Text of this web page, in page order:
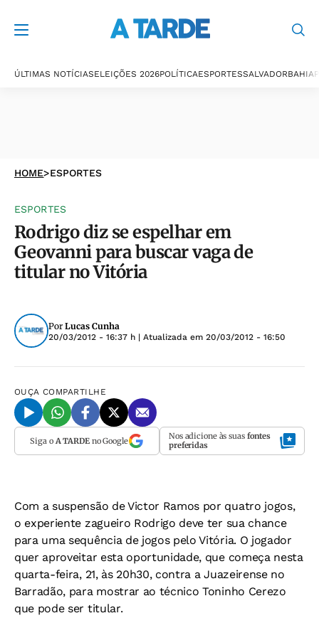
ÚLTIMAS NOTÍCIASELEIÇÕES 2026POLÍTICAESPORTESSALVADORBAHIA
HOME>ESPORTES
ESPORTES
Rodrigo diz se espelhar em
Geovanni para buscar vaga de
titular no Vitória
Por Lucas Cunha
20/03/2012 - 16:37 h | Atualizada em 20/03/2012 - 16:50
OUÇA COMPARTILHE
Siga o A TARDEno Google Nos adicione às suas fontes
preferidas
Com a suspensão de Victor Ramos por quatro jogos,
o experiente zagueiro Rodrigo deve ter sua chance
para uma sequência de jogos pelo Vitória. O jogador
quer aproveitar esta oportunidade, que começa nesta
quarta-feira, 21, às 20h30, contra a Juazeirense no
Barradão, para mostrar ao técnico Toninho Cerezo
que pode ser titular.